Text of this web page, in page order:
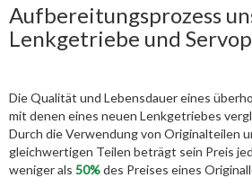
Aufbereitungsprozess
Lenkgetriebe und
Die Qualität und Lebensdauer eines
mit denen eines neuen Lenkgetriebes
Durch die Verwendung von Originalteilen
gleichwertigen Teilen beträgt sein Preis
weniger als 50%des Preises eines